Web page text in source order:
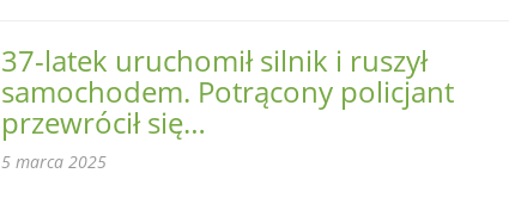
37-latek uruchomił silnik i ruszył
samochodem. Potrącony policjant
przewrócił się…
5 marca 2025